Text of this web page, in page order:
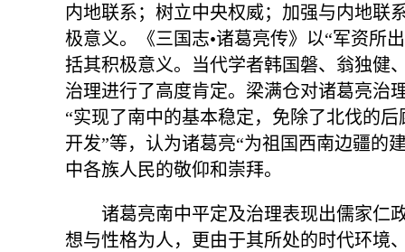
内地联系；树立中央权威；加强与内地联
极意义。《三国志•诸葛亮传》以“军资所
括其积极意义。当代学者韩国磐、翁独健
治理进行了高度肯定。梁满仓对诸葛亮治
“实现了南中的基本稳定，免除了北伐的
开发”等，认为诸葛亮“为祖国西南边疆的
中各族人民的敬仰和崇拜。
诸葛亮南中平定及治理表现出儒家仁
想与性格为人，更由于其所处的时代环境